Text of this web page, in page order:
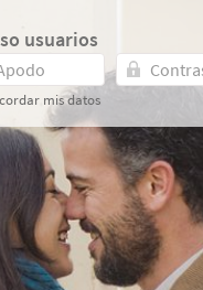
usuarios
mis datos